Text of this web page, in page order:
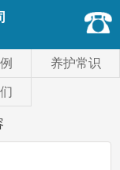
养护常识